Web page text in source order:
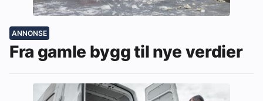
ANNONSE
Fra gamle bygg til nye verdier